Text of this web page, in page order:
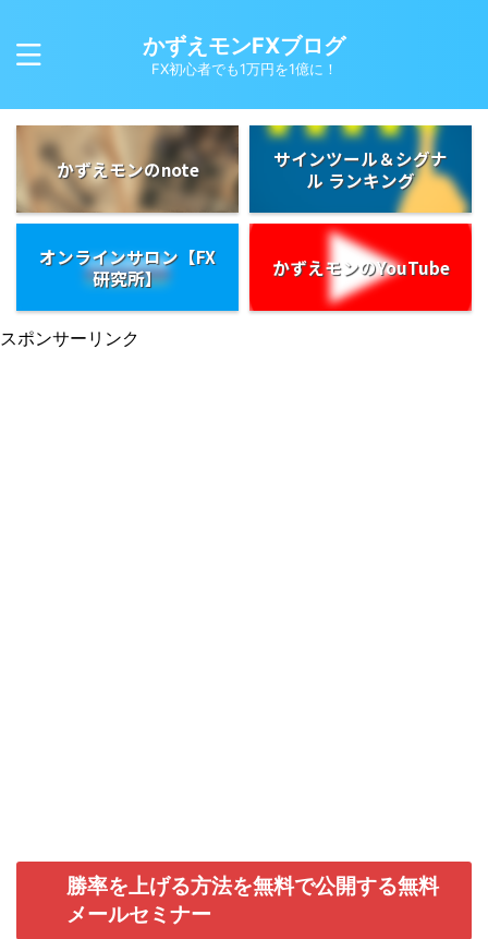
かずえモンFXブログ
FX初心者でも1万円を1億に！
かずえモンのnote
サインツール＆シグナ
ル ランキング
オンラインサロン【FX
研究所】
かずえモンのYouTube
スポンサーリンク
勝率を上げる方法を無料で公開する無料
メールセミナー